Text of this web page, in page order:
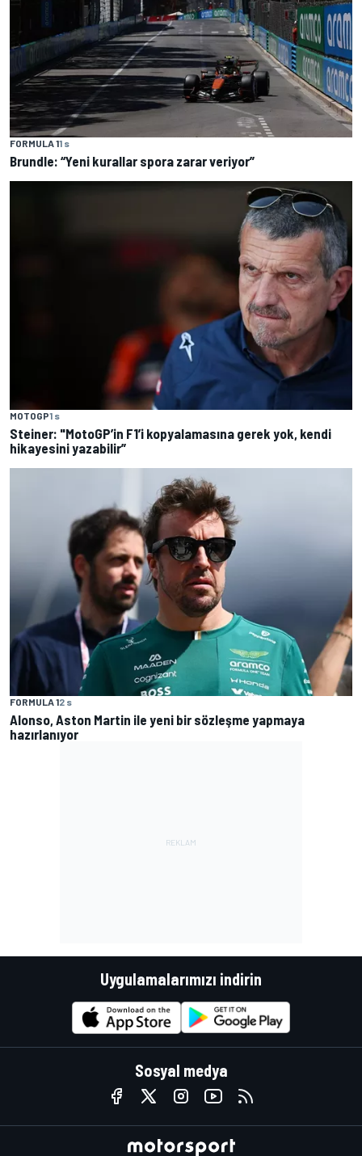
FORMULA 11 s
Brundle: “Yeni kurallar spora zarar veriyor”
MOTOGP1 s
Steiner: "MotoGP’in F1’i kopyalamasına gerek yok, kendi
hikayesini yazabilir”
FORMULA 12 s
Alonso, Aston Martin ile yeni bir sözleşme yapmaya
hazırlanıyor
Uygulamalarımızı indirin
Sosyal medya